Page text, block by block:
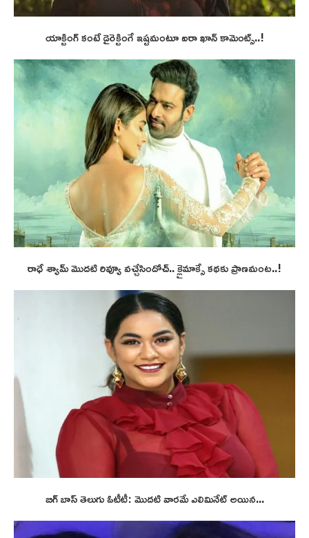
యాక్టింగ్ కంటే డైరెక్టింగే ఇష్టమంటూ ఐరా ఖాన్ కామెంట్స్..!
రాధే శ్యామ్ మొదటి రివ్యూ వచ్చేసిందోచ్.. క్లైమాక్సే కథకు ప్రాణమంట..!
బిగ్ బాస్ తెలుగు ఓటీటీ: మొదటి వారమే ఎలిమినేట్ అయిన...